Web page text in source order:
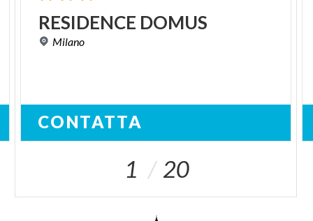
RESIDENCE DOMUS
Milano
CONTATTA
1 20